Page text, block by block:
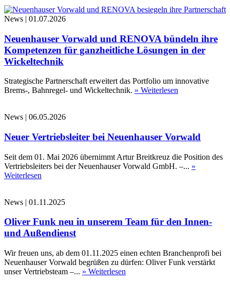
News | 01.07.2026
Neuenhauser Vorwald und RENOVA bündeln ihre
Kompetenzen für ganzheitliche Lösungen in der
Wickeltechnik
Strategische Partnerschaft erweitert das Portfolio um innovative
Brems-, Bahnregel- und Wickeltechnik. » Weiterlesen
News | 06.05.2026
Neuer Vertriebsleiter bei Neuenhauser Vorwald
Seit dem 01. Mai 2026 übernimmt Artur Breitkreuz die Position des
Vertriebsleiters bei der Neuenhauser Vorwald GmbH. –... »
Weiterlesen
News | 01.11.2025
Oliver Funk neu in unserem Team für den Innen-
und Außendienst
Wir freuen uns, ab dem 01.11.2025 einen echten Branchenprofi bei
Neuenhauser Vorwald begrüßen zu dürfen: Oliver Funk verstärkt
unser Vertriebsteam –... » Weiterlesen